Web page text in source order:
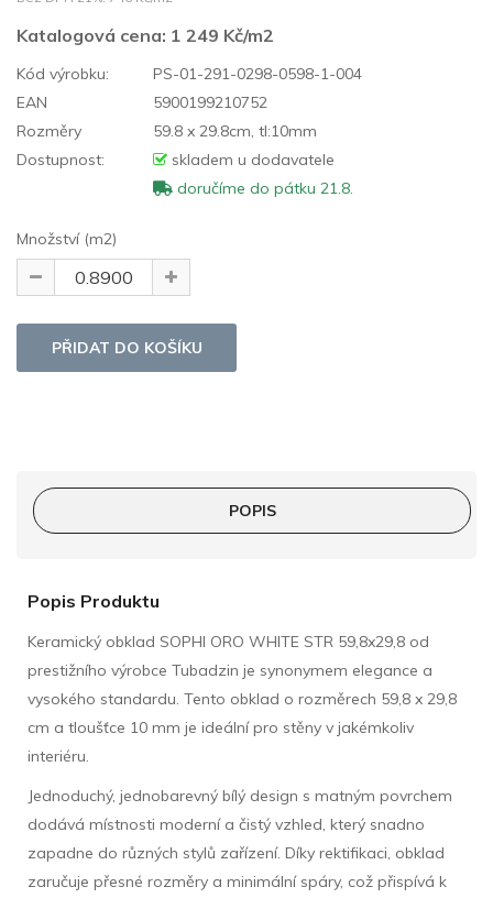
Katalogová cena: 1 249 Kč/m2
Kód výrobku:
PS-01-291-0298-0598-1-004
EAN
5900199210752
Rozměry
59.8 x 29.8cm, tl:10mm
Dostupnost:
skladem u dodavatele
doručíme do pátku 21.8.
Množství (m2)
POPIS
Popis Produktu
Keramický obklad SOPHI ORO WHITE STR 59,8x29,8 od
prestižního výrobce Tubadzin je synonymem elegance a
vysokého standardu. Tento obklad o rozměrech 59,8 x 29,8
cm a tloušťce 10 mm je ideální pro stěny v jakémkoliv
interiéru.
Jednoduchý, jednobarevný bílý design s matným povrchem
dodává místnosti moderní a čistý vzhled, který snadno
zapadne do různých stylů zařízení. Díky rektifikaci, obklad
zaručuje přesné rozměry a minimální spáry, což přispívá k